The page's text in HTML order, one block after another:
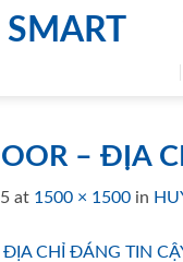
– ĐỊA
at 1500 × 1500 in